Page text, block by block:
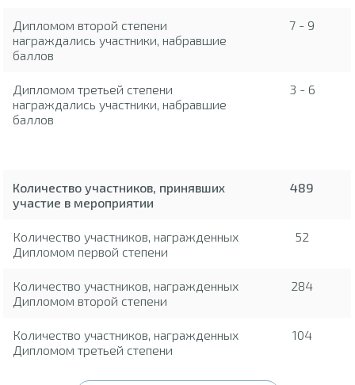
Дипломом второй степени
награждались участники, набравшие
баллов
7 - 9
Дипломом третьей степени
награждались участники, набравшие
баллов
3 - 6
Количество участников, принявших
участие в мероприятии
489
Количество участников, награжденных
Дипломом первой степени
52
Количество участников, награжденных
Дипломом второй степени
284
Количество участников, награжденных
Дипломом третьей степени
104